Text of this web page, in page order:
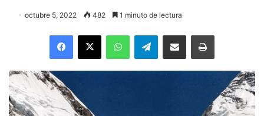
octubre 5, 2022 482 1 minuto de lectura
Facebook
X WhatsAppTelegramEnviar vía email Imprimir